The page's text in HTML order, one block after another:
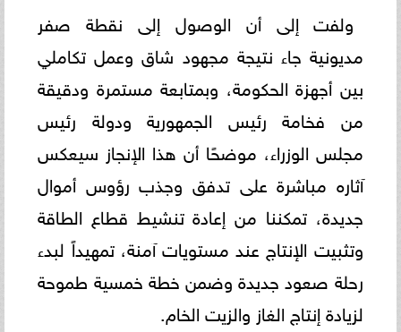
​ولفت إلى أن ​الوصول إلى نقطة صفر
مديونية جاء نتيجة مجهود شاق وعمل تكاملي
بين أجهزة الحكومة، وبمتابعة مستمرة ودقيقة
من فخامة رئيس الجمهورية ودولة رئيس
مجلس الوزراء، موضحًا أن هذا الإنجاز سيعكس
آثاره مباشرة على تدفق وجذب رؤوس أموال
جديدة، تمكننا من إعادة تنشيط قطاع الطاقة
وتثبيت الإنتاج عند مستويات آمنة، تمهيداً لبدء
رحلة صعود جديدة وضمن خطة خمسية طموحة
لزيادة إنتاج الغاز والزيت الخام.